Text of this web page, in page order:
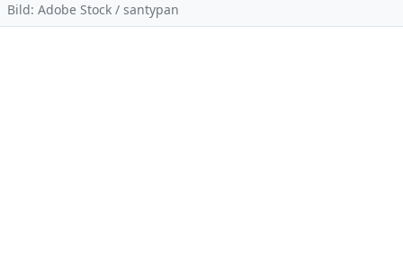
Bild: Adobe Stock / santypan